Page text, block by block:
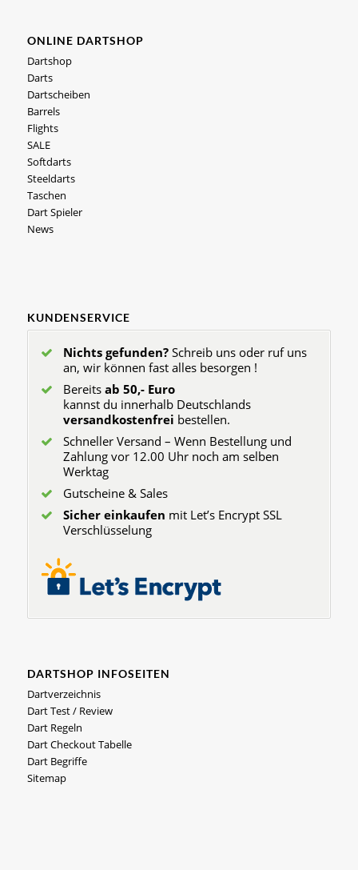
ONLINE DARTSHOP
Dartshop
Darts
Dartscheiben
Barrels
Flights
SALE
Softdarts
Steeldarts
Taschen
Dart Spieler
News
KUNDENSERVICE
Nichts gefunden?Schreib uns oder ruf uns
an, wir können fast alles besorgen !
Bereits ab 50,- Euro
kannst du innerhalb Deutschlands
versandkostenfrei bestellen.
Schneller Versand – Wenn Bestellung und
Zahlung vor 12.00 Uhr noch am selben
Werktag
Gutscheine & Sales
Sicher einkaufen mit Let’s Encrypt SSL
Verschlüsselung
DARTSHOP INFOSEITEN
Dartverzeichnis
Dart Test / Review
Dart Regeln
Dart Checkout Tabelle
Dart Begriffe
Sitemap